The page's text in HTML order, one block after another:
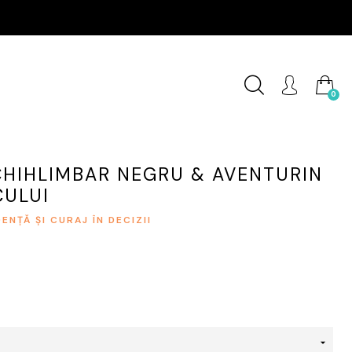
0
NEGRU & AVENTURIN
ȘI CURAJ ÎN DECIZII